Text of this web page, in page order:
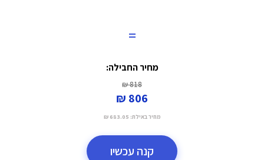
=
מחיר החבילה:
818 ₪
806 ₪
מחיר באילת: 683.05 ₪
קנה עכשיו